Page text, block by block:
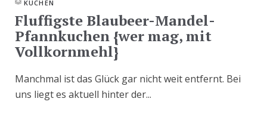
KUCHEN
Fluffigste Blaubeer-Mandel-
Pfannkuchen {wer mag, mit
Vollkornmehl}
Manchmal ist das Glück gar nicht weit entfernt. Bei
uns liegt es aktuell hinter der...